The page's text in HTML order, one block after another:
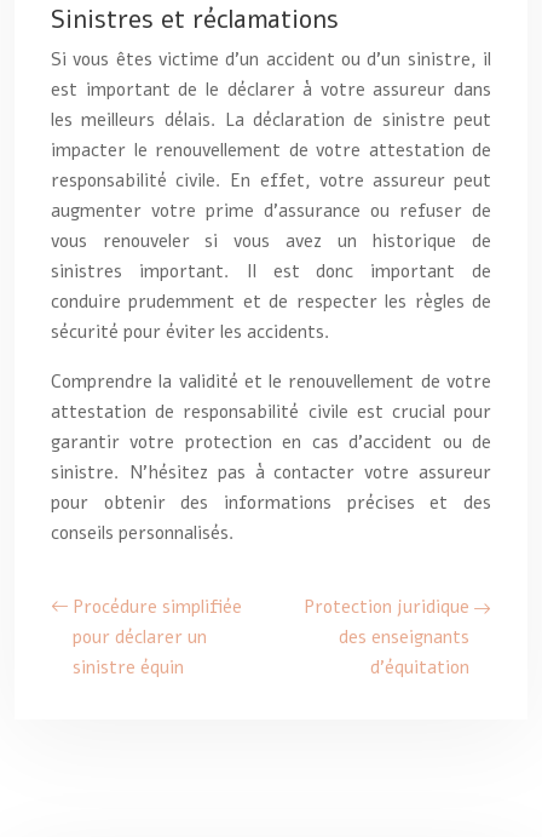
Sinistres et réclamations
Si vous êtes victime d’un accident ou d’un sinistre, il
est important de le déclarer à votre assureur dans
les meilleurs délais. La déclaration de sinistre peut
impacter le renouvellement de votre attestation de
responsabilité civile. En effet, votre assureur peut
augmenter votre prime d’assurance ou refuser de
vous renouveler si vous avez un historique de
sinistres important. Il est donc important de
conduire prudemment et de respecter les règles de
sécurité pour éviter les accidents.
Comprendre la validité et le renouvellement de votre
attestation de responsabilité civile est crucial pour
garantir votre protection en cas d’accident ou de
sinistre. N’hésitez pas à contacter votre assureur
pour obtenir des informations précises et des
conseils personnalisés.
Procédure simplifiée
pour déclarer un
sinistre équin
Protection juridique
des enseignants
d’équitation